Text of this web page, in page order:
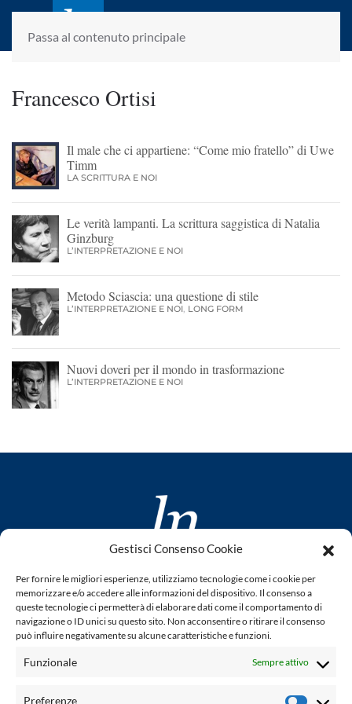
Gestisci Consenso Cookie
Per fornire le migliori esperienze, utilizziamo tecnologie come i cookie per
memorizzare e/o accedere alle informazioni del dispositivo. Il consenso a
queste tecnologie ci permetterà di elaborare dati come il comportamento di
navigazione o ID unici su questo sito. Non acconsentire o ritirare il consenso
può influire negativamente su alcune caratteristiche e funzioni.
Funzionale Sempre attivo
Preferenze
Passa al contenuto principale
laletteraturaenoi.it
fondato da Romano Luperini
Francesco Ortisi
Il male che ci appartiene: “Come mio fratello” di Uwe
Timm
LA SCRITTURA E NOI
Le verità lampanti. La scrittura saggistica di Natalia
Ginzburg
L’INTERPRETAZIONE E NOI
Metodo Sciascia: una questione di stile
L’INTERPRETAZIONE E NOI, LONG FORM
Nuovi doveri per il mondo in trasformazione
L’INTERPRETAZIONE E NOI
www.laletteraturaenoi.it
fondato da Romano Luperini
Questo blog non rappresenta una testata giornalistica in
quanto viene aggiornato senza alcuna periodicità. Non può
legge n° 62 del 7.03.2001. L'autore non è responsabile per